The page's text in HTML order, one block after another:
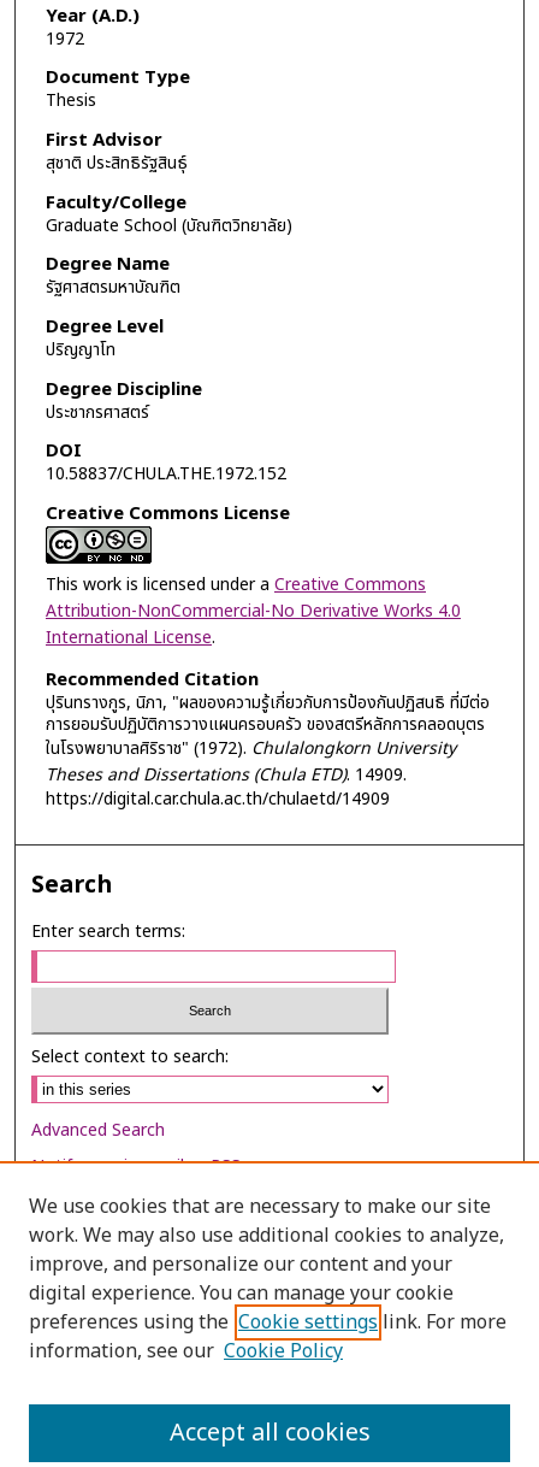
Year (A.D.)
1972
Document Type
Thesis
First Advisor
สุชาติ ประสิทธิรัฐสินธุ์
Faculty/College
Graduate School (บัณฑิตวิทยาลัย)
Degree Name
รัฐศาสตรมหาบัณฑิต
Degree Level
ปริญญาโท
Degree Discipline
ประชากรศาสตร์
DOI
10.58837/CHULA.THE.1972.152
Creative Commons License
This work is licensed under a Creative Commons
Attribution-NonCommercial-No Derivative Works 4.0
International License.
Recommended Citation
ปุรินทรางกูร, นิภา, "ผลของความรู้เกี่ยวกับการป้องกันปฏิสนธิ ที่มีต่อ
การยอมรับปฏิบัติการวางแผนครอบครัว ของสตรีหลักการคลอดบุตร
ในโรงพยาบาลศิริราช" (1972). Chulalongkorn University
Theses and Dissertations (Chula ETD). 14909.
https://digital.car.chula.ac.th/chulaetd/14909
Search
Enter search terms:
Select context to search:
Advanced Search
Notify me via email orRSS
Browse
Collections
Disciplines
Authors
We use cookies that are necessary to make our site
work. We may also use additional cookies to analyze,
improve, and personalize our content and your
digital experience. You can manage your cookie
preferences using the Cookie settings link. For more
information, see our Cookie Policy
Accept all cookies